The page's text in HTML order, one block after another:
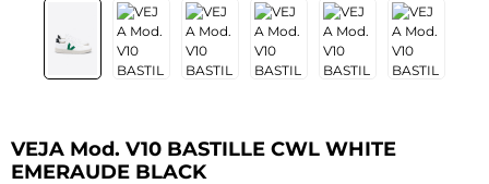
VEJA Mod. V10 BASTILLE CWL WHITE
EMERAUDE BLACK